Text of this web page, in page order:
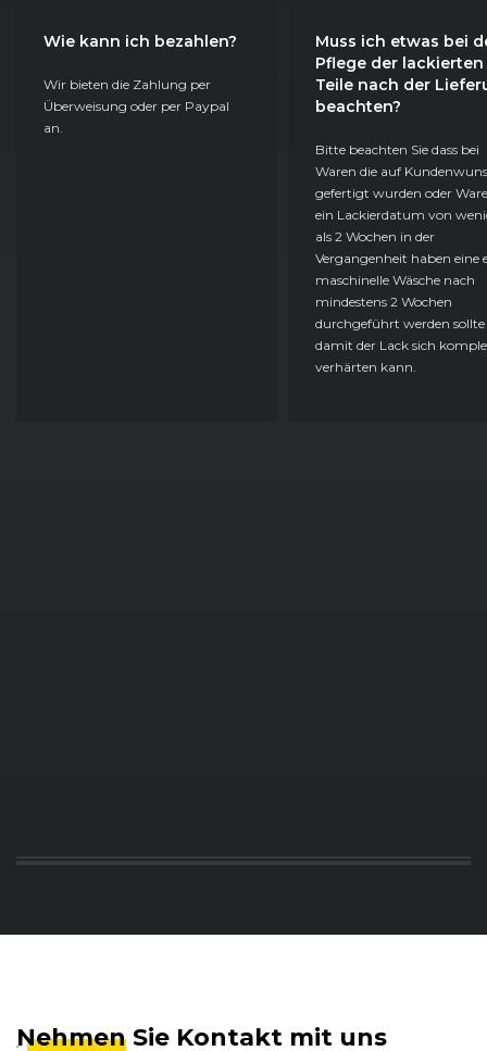
Wie kann ich bezahlen?
Wir bieten die Zahlung per
Überweisung oder per Paypal
an.
Muss ich etwas bei
Pflege der lackierten
Teile nach der
beachten?
Bitte beachten Sie dass bei
Waren die auf
gefertigt wurden oder
ein Lackierdatum von
als 2 Wochen in der
Vergangenheit haben eine
maschinelle Wäsche nach
mindestens 2 Wochen
durchgeführt werden sollte
damit der Lack sich
verhärten kann.
Nehmen Sie Kontakt mit uns